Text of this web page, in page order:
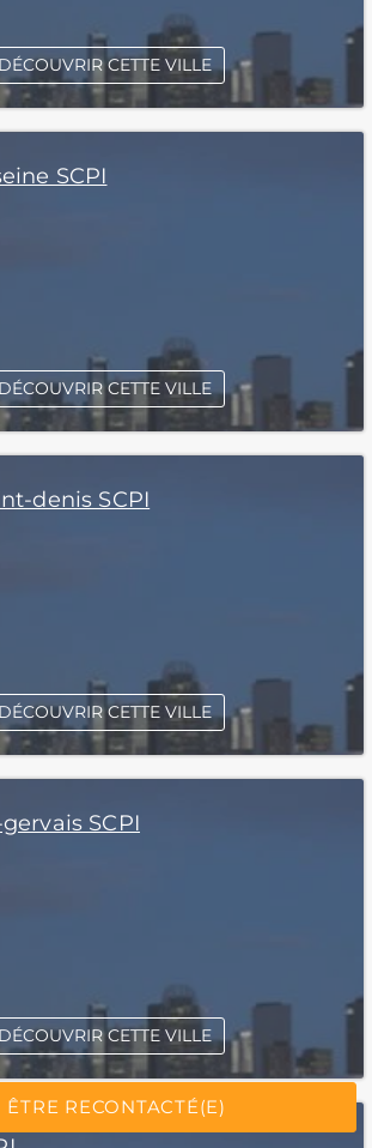
“Excellent”, 165 avis
ÊTRE RECONTACTÉ(E)
DÉCOUVRIR CETTE VILLE
SCPI
DÉCOUVRIR CETTE VILLE
denis SCPI
DÉCOUVRIR CETTE VILLE
SCPI
DÉCOUVRIR CETTE VILLE